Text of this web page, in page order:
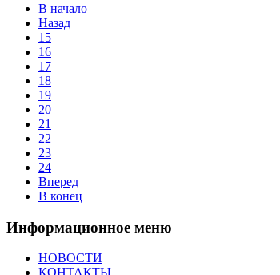
В начало
Назад
15
16
17
18
19
20
21
22
23
24
Вперед
В конец
Информационное меню
НОВОСТИ